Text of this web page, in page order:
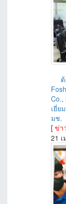
Co.,
เยี่ย
มช.
[ ข่า
21